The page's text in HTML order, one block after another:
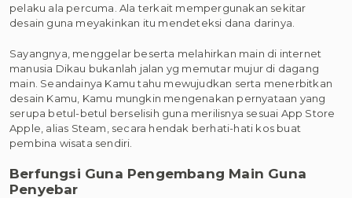
pelaku ala percuma. Ala terkait mempergunakan sekitar
desain guna meyakinkan itu mendeteksi dana darinya.
Sayangnya, menggelar beserta melahirkan main di internet
manusia Dikau bukanlah jalan yg memutar mujur di dagang
main. Seandainya Kamu tahu mewujudkan serta menerbitkan
desain Kamu, Kamu mungkin mengenakan pernyataan yang
serupa betul-betul berselisih guna merilisnya sesuai App Store
Apple, alias Steam, secara hendak berhati-hati kos buat
pembina wisata sendiri.
Berfungsi Guna Pengembang Main Guna
Penyebar